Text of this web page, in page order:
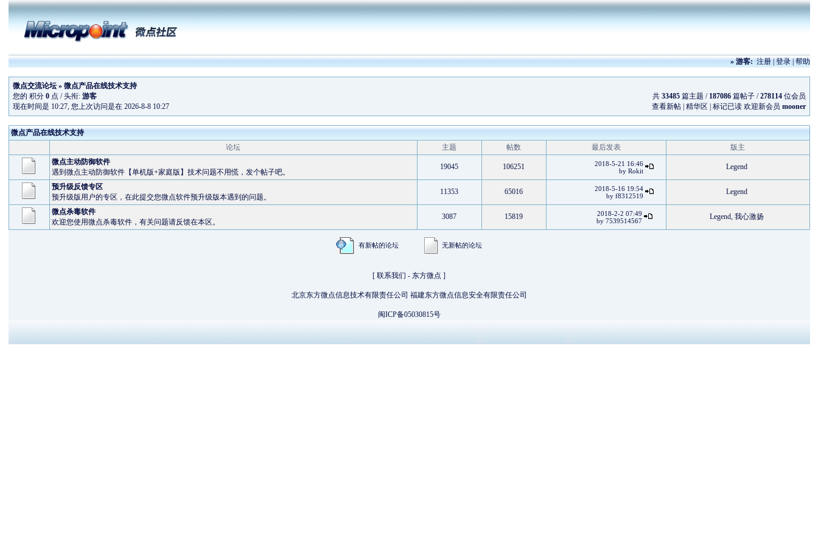
» 游客:注册|登录|帮助
微点交流论坛» 微点产品在线技术支持
您的 积分 0点 / 头衔: 游客
现在时间是 10:27, 您上次访问是在 2026-8-8 10:27
共 33485篇主题 / 187086篇帖子 /278114位会员
查看新帖| 精华区 标记已读欢迎新会员 mooner
微点产品在线技术支持
论坛
主题 帖数 最后发表
版主
微点主动防御软件
遇到微点主动防御软件【单机版+家庭版】技术问题不用慌，发个帖子吧。
19045 106251
2018-5-21 16:46
by Rokit Legend
预升级反馈专区
预升级版用户的专区，在此提交您微点软件预升级版本遇到的问题。
11353 65016
2018-5-16 19:54
by f8312519 Legend
微点杀毒软件
欢迎您使用微点杀毒软件，有关问题请反馈在本区。
3087 15819
2018-2-2 07:49
by 7539514567 Legend, 我心激扬
有新帖的论坛 无新帖的论坛
[ 联系我们 - 东方微点 ]
北京东方微点信息技术有限责任公司 福建东方微点信息安全有限责任公司
闽ICP备05030815号